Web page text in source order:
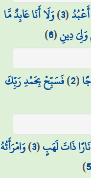
(
3
)وَلَا أَنَا عَابِدٌ مَّا
دِينِ(
6
)
(
2
)فَسَبِّحْ بِحَمْدِ رَبِّكَ
ذَاتَ لَهَبٍ(
3
)وَامْرَأَتُهُ
5
)